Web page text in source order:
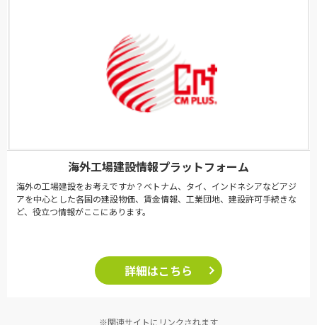
海外工場建設情報プラットフォーム
海外の工場建設をお考えですか？ベトナム、タイ、インドネシアなどアジ
アを中心とした各国の建設物価、賃金情報、工業団地、建設許可手続きな
ど、役立つ情報がここにあります。
詳細はこちら
※関連サイトにリンクされます